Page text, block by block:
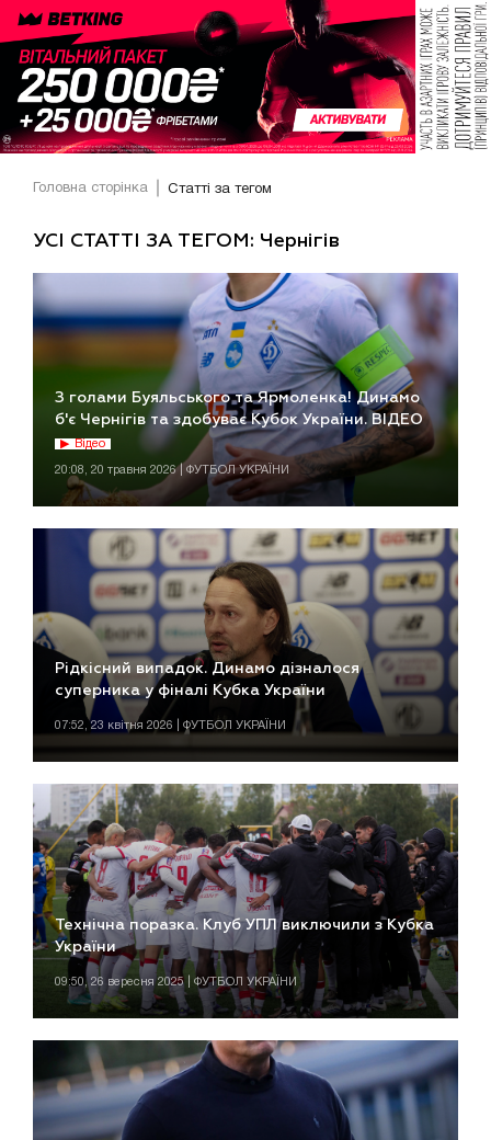
Головна сторінка Статті за тегом
УСІ СТАТТІ ЗА ТЕГОМ: Чернігів
З голами Буяльського та Ярмоленка! Динамо
б'є Чернігів та здобуває Кубок України. ВІДЕО
Відео
20:08, 20 травня 2026 | ФУТБОЛ УКРАЇНИ
Рідкісний випадок. Динамо дізналося
суперника у фіналі Кубка України
07:52, 23 квітня 2026 | ФУТБОЛ УКРАЇНИ
Технічна поразка. Клуб УПЛ виключили з Кубка
України
09:50, 26 вересня 2025 | ФУТБОЛ УКРАЇНИ